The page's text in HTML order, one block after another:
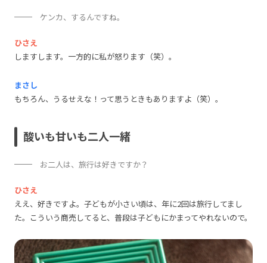
ケンカ、するんですね。
ひさえ
しますします。一方的に私が怒ります（笑）。
まさし
もちろん、うるせえな！って思うときもありますよ（笑）。
酸いも甘いも二人一緒
お二人は、旅行は好きですか？
ひさえ
ええ、好きですよ。子どもが小さい頃は、年に2回は旅行してまし
た。こういう商売してると、普段は子どもにかまってやれないので。